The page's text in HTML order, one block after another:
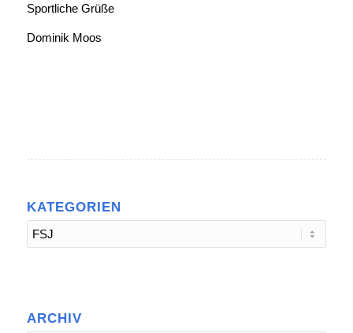
Sportliche Grüße
Dominik Moos
KATEGORIEN
Kategorien
ARCHIV